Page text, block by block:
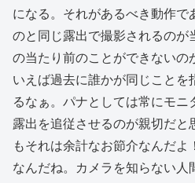
になる。それがあるべき動作で
のと同じ露出で撮影されるのが
の当たり前のことができない
いえば過去に誰かが同じことを
るなぁ。パナとしては常にモニ
露出を追従させるのが親切だと
もそれは余計なお節介なんだ
なんだね。カメラを知らない人